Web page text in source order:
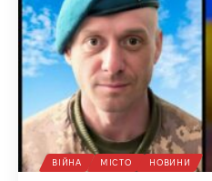
ВІЙНА МІСТО НОВИНИ